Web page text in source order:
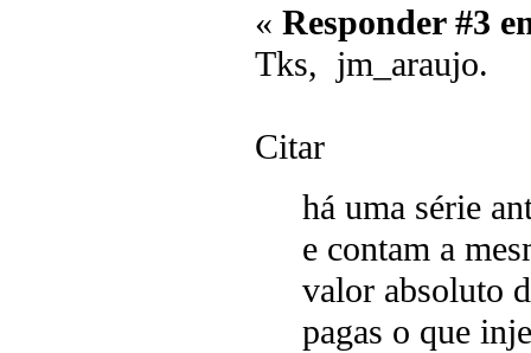
« Responder #3
Tks, jm_araujo.
Citar
há uma série
e contam a
valor absoluto
pagas o que